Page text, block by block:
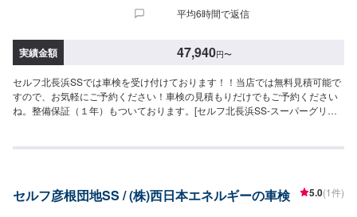
換等が必要な場合は、別途費用がかかります・4WDは＋4,400円
平均6時間で返信
実績金額 47,940円〜
セルフ北長浜SSでは車検を受け付けております！！当店では無料見積可能で
すので、お気軽にご予約ください！車検の見積もりだけでもご予約ください
ね。整備保証（１年）もついております。[セルフ北長浜SS-スーパーグリー
い合わせください）車検のご予約で…▶︎（最長６ヶ月）ガソリン・軽油[１０
ティッシュ１０箱[特典３]はっ水洗車無料実施（外装のみ）[特典４]次回車検
セルフ彦根団地SS / (株)西日本エネルギーの車検 5.0(1件)